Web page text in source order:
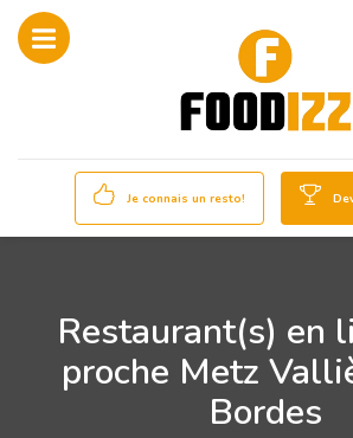
Je connais un resto!
Restaurant(s) en
proche Metz
Bordes